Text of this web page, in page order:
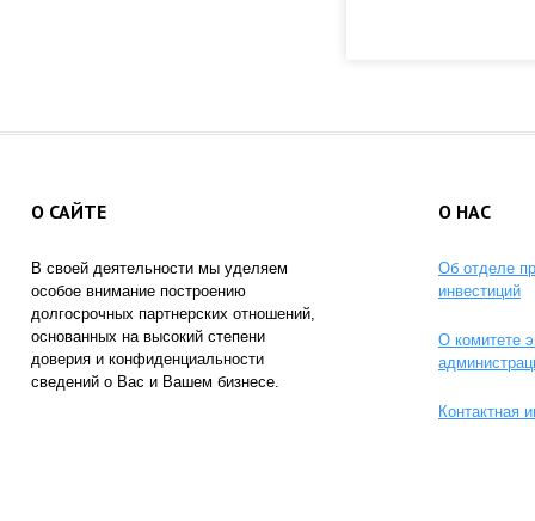
О САЙТЕ
В своей деятельности мы уделяем
особое внимание построению
долгосрочных партнерских отношений,
основанных на высокий степени
доверия и конфиденциальности
сведений о Вас и Вашем бизнесе.
О НАС
Об отделе
инвестиций
О комитете
Контактная